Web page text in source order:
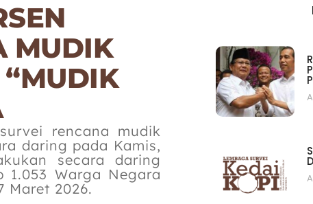
MUDIK
rencana mudik
daring pada Kamis,
secara daring
Warga Negara
Maret 2026.